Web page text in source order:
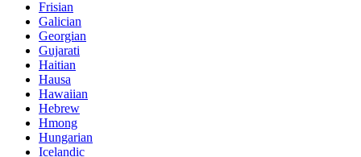
Frisian
Galician
Georgian
Gujarati
Haitian
Hausa
Hawaiian
Hebrew
Hmong
Hungarian
Icelandic